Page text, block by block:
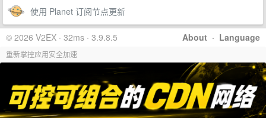
使用 Planet 订阅节点更新
About · Language
© 2026 V2EX · 32ms · 3.9.8.5
重新掌控应用安全加速